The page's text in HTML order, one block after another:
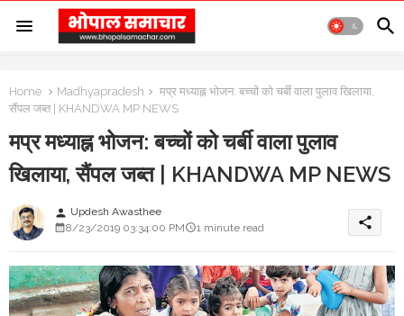
Home Madhyapradesh
मप्र मध्याह्न भोजन: बच्चों को चर्बी वाला पुलाव खिलाया,
सैंपल जब्त | KHANDWA MP NEWS
मप्र मध्याह्न भोजन: बच्चों को चर्बी वाला पुलाव
खिलाया, सैंपल जब्त | KHANDWA MP NEWS
person Updesh Awasthee
8/23/2019 03:34:00 PM
1 minute read share